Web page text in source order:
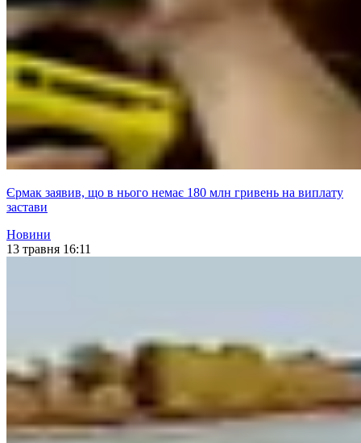
Єрмак заявив, що в нього немає 180 млн гривень на виплату
застави
Новини
13 травня 16:11